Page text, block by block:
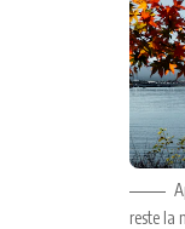
reste la